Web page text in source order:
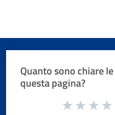
Quanto sono chiare
questa pagina?
Valuta da 1 a 5 stelle la pagina